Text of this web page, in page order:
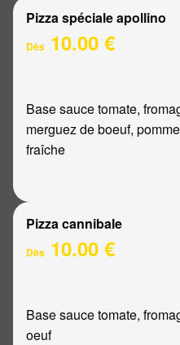
Pizza spéciale apollino
Dès 10.00 €
Base sauce tomate,
merguez de boeuf,
fraîche
Pizza cannibale
Dès 10.00 €
Base sauce tomate,
oeuf